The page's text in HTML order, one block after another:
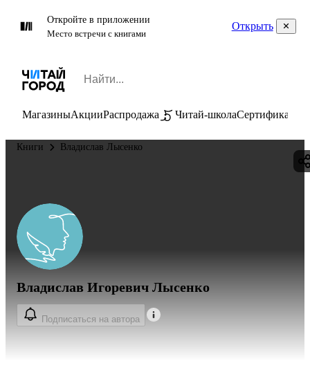
Откройте в приложении
Место встречи с книгами
Открыть
МагазиныАкцииРаспродажа Читай-школаСертификаты
Книги Владислав Лысенко
Владислав Игоревич Лысенко
Подписаться на автора